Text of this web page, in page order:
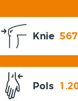
Knie
Pols